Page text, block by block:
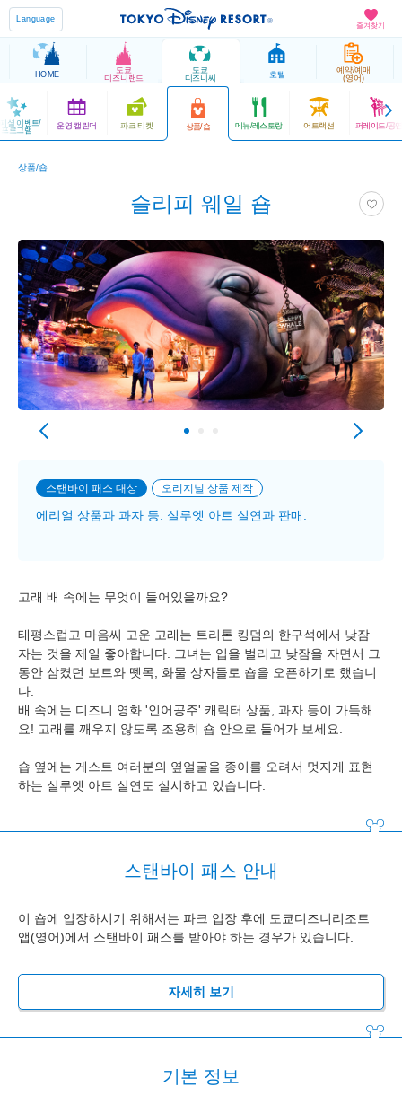
즐겨찾기
Language
HOME
도쿄
디즈니랜드
도쿄
디즈니씨
호텔
예약/예매
(영어)
셜 이벤트/
프로그램 운영 캘린더 파크 티켓 상품/숍 메뉴/레스토랑 어트랙션 퍼레이드/공연
상품/숍
슬리피 웨일 숍
스탠바이 패스 대상 오리지널 상품 제작
에리얼 상품과 과자 등. 실루엣 아트 실연과 판매.
고래 배 속에는 무엇이 들어있을까요?
태평스럽고 마음씨 고운 고래는 트리톤 킹덤의 한구석에서 낮잠
자는 것을 제일 좋아합니다. 그녀는 입을 벌리고 낮잠을 자면서 그
동안 삼켰던 보트와 뗏목, 화물 상자들로 숍을 오픈하기로 했습니
다.
배 속에는 디즈니 영화 '인어공주' 캐릭터 상품, 과자 등이 가득해
요! 고래를 깨우지 않도록 조용히 숍 안으로 들어가 보세요.
숍 옆에는 게스트 여러분의 옆얼굴을 종이를 오려서 멋지게 표현
하는 실루엣 아트 실연도 실시하고 있습니다.
스탠바이 패스 안내
이 숍에 입장하시기 위해서는 파크 입장 후에 도쿄디즈니리조트
앱(영어)에서 스탠바이 패스를 받아야 하는 경우가 있습니다.
자세히 보기
기본 정보